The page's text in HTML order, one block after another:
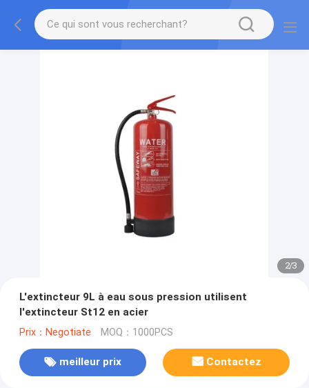
2/3
L'extincteur 9L à eau sous pression utilisent
l'extincteur St12 en acier
Prix：Negotiate MOQ：1000PCS
meilleur prix Contactez